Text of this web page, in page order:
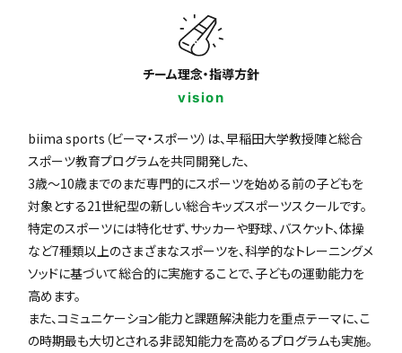
チーム理念・指導方針
vision
biima sports（ビーマ・スポーツ）は、早稲田大学教授陣と総合
スポーツ教育プログラムを共同開発した、
3歳〜10歳までのまだ専門的にスポーツを始める前の子どもを
対象とする21世紀型の新しい総合キッズスポーツスクールです。
特定のスポーツには特化せず、サッカーや野球、バスケット、体操
など7種類以上のさまざまなスポーツを、科学的なトレーニングメ
ソッドに基づいて総合的に実施することで、子どもの運動能力を
高めます。
また、コミュニケーション能力と課題解決能力を重点テーマに、こ
の時期最も大切とされる非認知能力を高めるプログラムも実施。